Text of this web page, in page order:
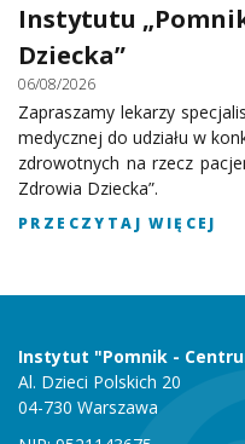
Instytutu
Dziecka”
06/08/2026
Zapraszamy lekarzy
medycznej do udziału w
zdrowotnych na rzecz
Zdrowia Dziecka”.
PRZECZYTAJ WIĘCEJ
Instytut "Pomnik -
Al. Dzieci Polskich 20
04-730 Warszawa